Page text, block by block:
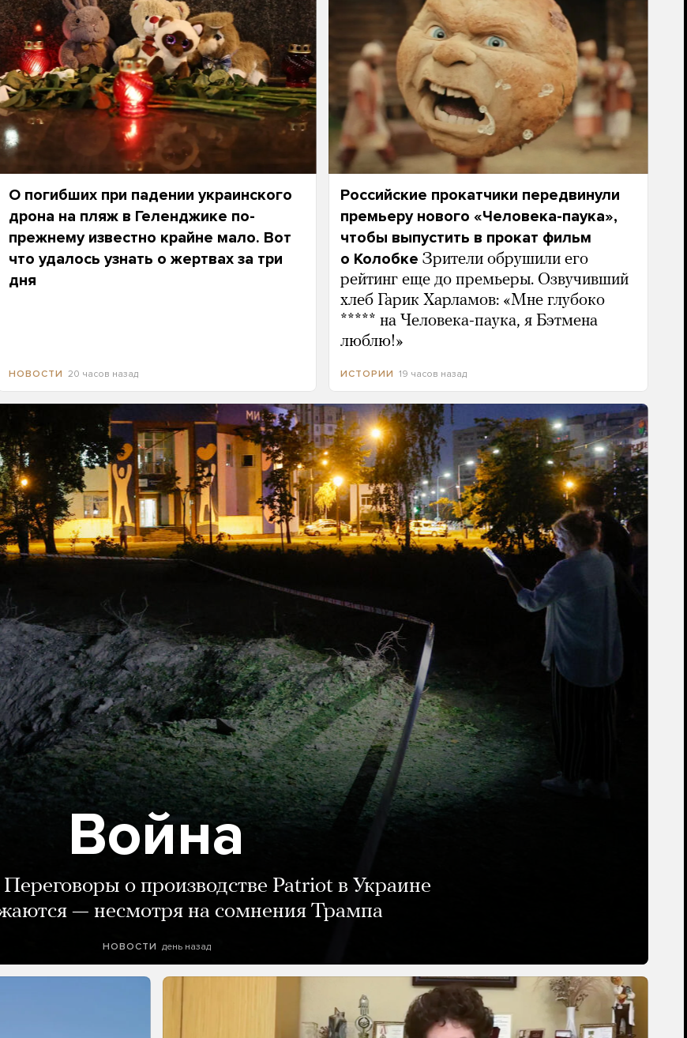
О погибших при падении украинского
дрона на пляж в Геленджике по-
прежнему известно крайне мало. Вот
что удалось узнать о жертвах за три
дня
НОВОСТИ 20 часов назад
Российские прокатчики передвинули
премьеру нового «Человека-паука»,
чтобы выпустить в прокат фильм
о Колобке Зрители обрушили его
рейтинг еще до премьеры. Озвучивший
хлеб Гарик Харламов: «Мне глубоко
***** на Человека-паука, я Бэтмена
люблю!»
ИСТОРИИ 19 часов назад
Война
Переговоры о производстве Patriot в Украине
— несмотря на сомнения Трампа
НОВОСТИ день назад